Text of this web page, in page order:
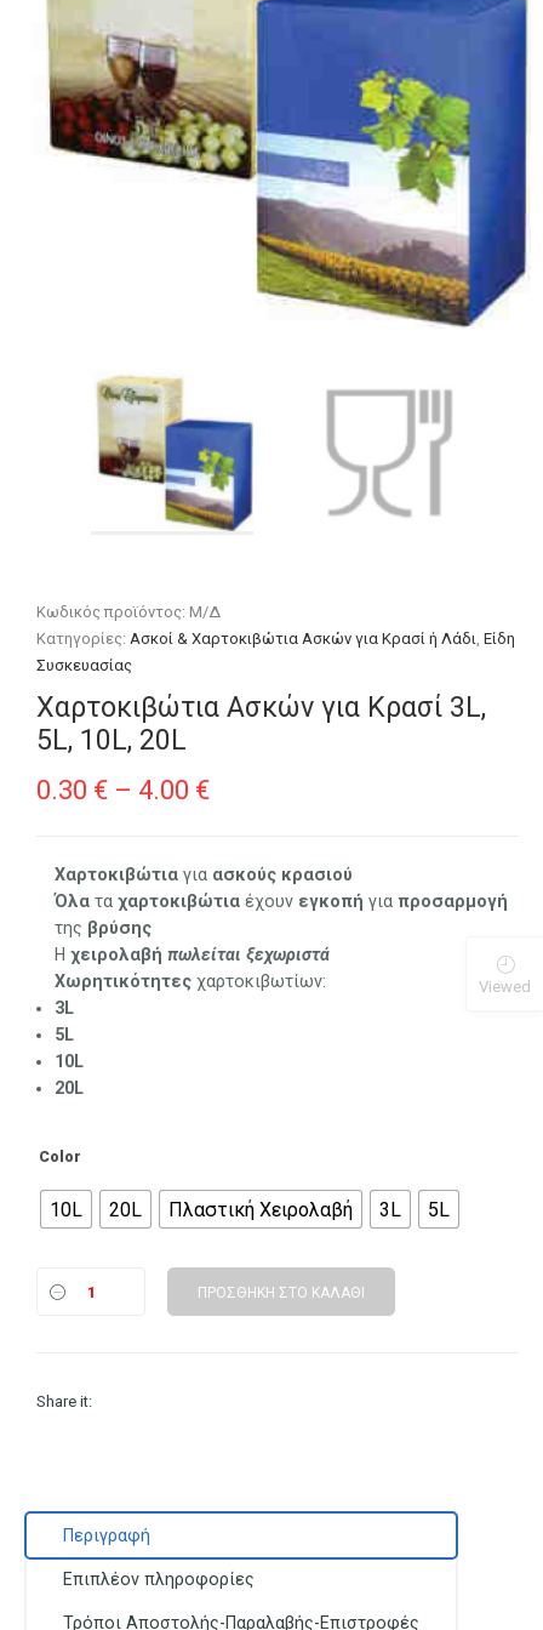
Κωδικός προϊόντος: Μ/Δ
Κατηγορίες:Ασκοί & Χαρτοκιβώτια Ασκών για Κρασί ή Λάδι,Είδη
Συσκευασίας
Χαρτοκιβώτια Ασκών για Κρασί 3L,
5L, 10L, 20L
0.30 € – 4.00 €Price
0.30 €
through
4.00 €
Χαρτοκιβώτια για ασκούς κρασιού
Όλα ταχαρτοκιβώτια έχουν εγκοπήγια προσαρμογή
της βρύσης
Ηχειρολαβή πωλείται ξεχωριστά
Χωρητικότητες χαρτοκιβωτίων:
3L
5L
10L
20L
Color
10L 20L Πλαστική Χειρολαβή 3L 5L
ΠΡΟΣΘΉΚΗ ΣΤΟ ΚΑΛΆΘΙ
Share it:
Περιγραφή
Επιπλέον πληροφορίες
Τρόποι Αποστολής-Παραλαβής-Επιστροφές
Viewed